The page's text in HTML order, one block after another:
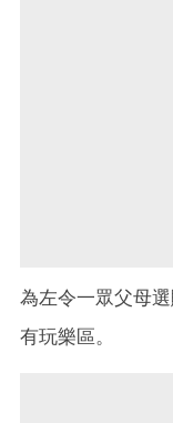
為左令一眾父母
有玩樂區。